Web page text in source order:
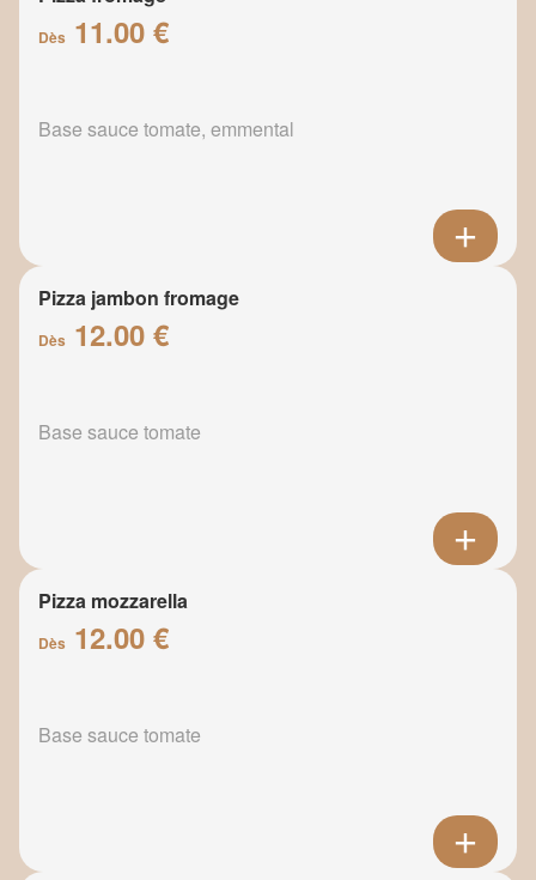
Dès 11.00 €
Base sauce tomate, emmental
Pizza jambon fromage
Dès 12.00 €
Base sauce tomate
Pizza mozzarella
Dès 12.00 €
Base sauce tomate